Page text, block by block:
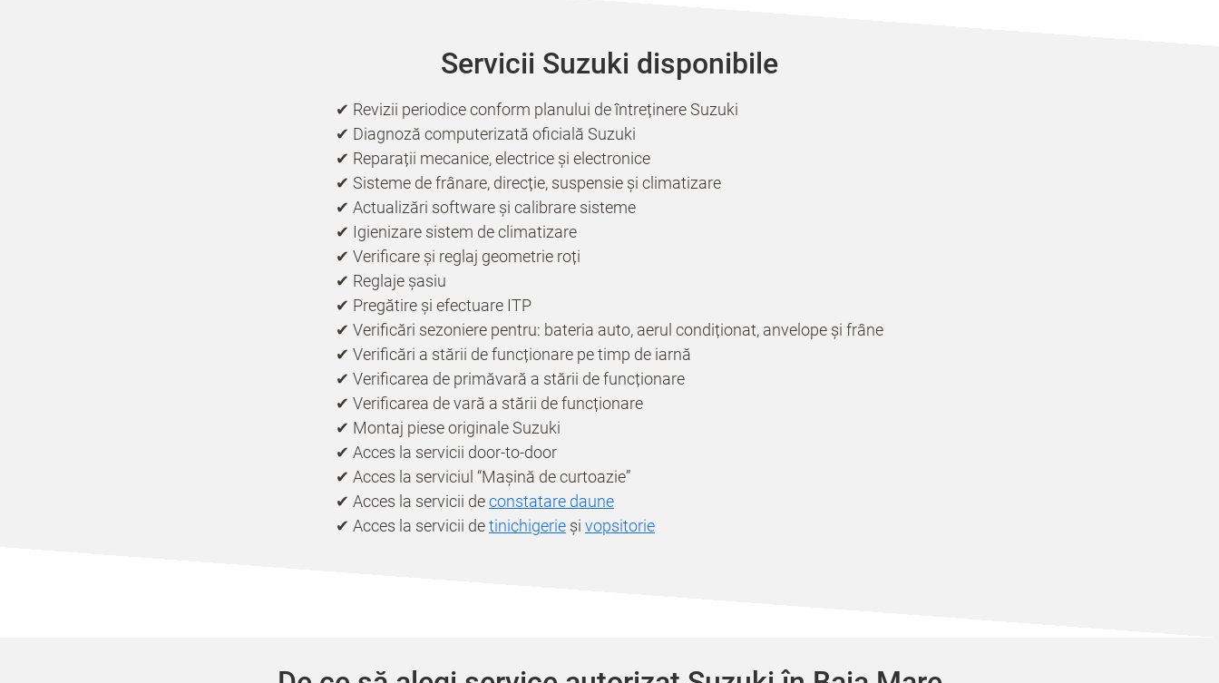
Servicii Suzuki disponibile
✔ Revizii periodice conform planului de întreținere Suzuki
✔ Diagnoză computerizată oficială Suzuki
✔ Reparații mecanice, electrice și electronice
✔ Sisteme de frânare, direcție, suspensie și climatizare
✔ Actualizări software și calibrare sisteme
✔ Igienizare sistem de climatizare
✔ Verificare și reglaj geometrie roți
✔ Reglaje șasiu
✔ Pregătire și efectuare ITP
✔ Verificări sezoniere pentru: bateria auto, aerul condiționat, anvelope și frâne
✔ Verificări a stării de funcționare pe timp de iarnă
✔ Verificarea de primăvară a stării de funcționare
✔ Verificarea de vară a stării de funcționare
✔ Montaj piese originale Suzuki
✔ Acces la servicii door-to-door
✔ Acces la serviciul “Mașină de curtoazie”
✔ Acces la servicii deconstatare daune
✔ Acces la servicii detinichigerie și vopsitorie